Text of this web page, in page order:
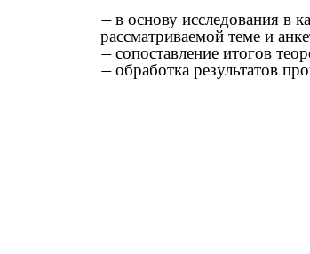
в основу исследования в
рассматриваемой теме и
сопоставление итогов
обработка результатов